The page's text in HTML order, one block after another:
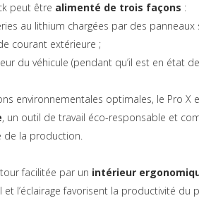
peut être alimenté de trois façons :
au lithium chargées par des panneaux
courant extérieure ;
du véhicule (pendant qu’il est en état
environnementales optimales, le Pro X
, un outil de travail éco-responsable et
de la production.
facilitée par un intérieur
et l’éclairage favorisent la productivité du